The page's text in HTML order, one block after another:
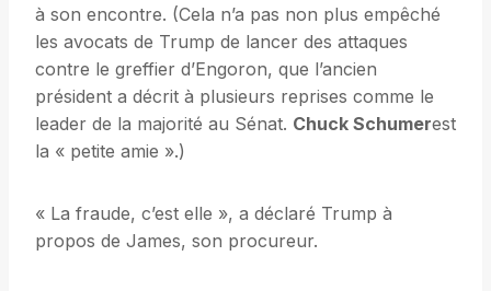
à son encontre. (Cela n’a pas non plus empêché
les avocats de Trump de lancer des attaques
contre le greffier d’Engoron, que l’ancien
président a décrit à plusieurs reprises comme le
leader de la majorité au Sénat. Chuck Schumerest
la « petite amie ».)
« La fraude, c’est elle », a déclaré Trump à
propos de James, son procureur.